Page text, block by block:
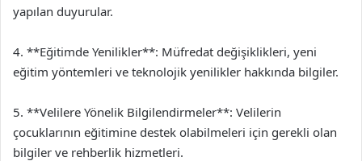
yapılan duyurular.
4. **Eğitimde Yenilikler**: Müfredat değişiklikleri, yeni
eğitim yöntemleri ve teknolojik yenilikler hakkında bilgiler.
5. **Velilere Yönelik Bilgilendirmeler**: Velilerin
çocuklarının eğitimine destek olabilmeleri için gerekli olan
bilgiler ve rehberlik hizmetleri.